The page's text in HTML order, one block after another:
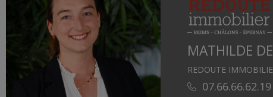
MATHILDE
REDOUTE
07.66.66.62.19